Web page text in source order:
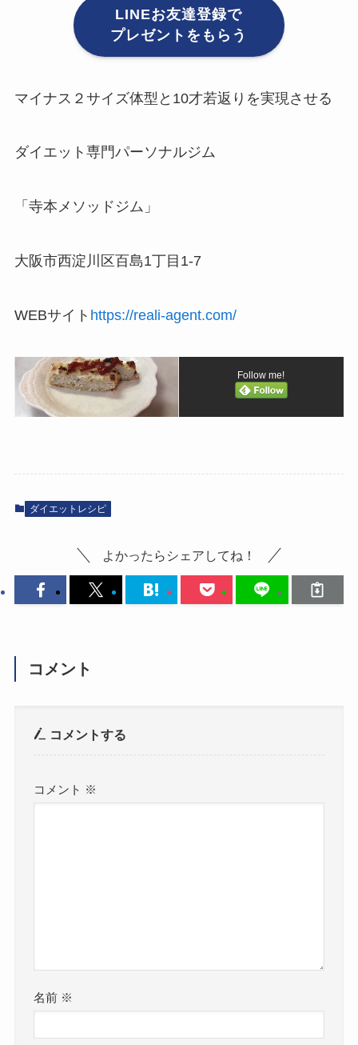
LINEお友達登録で
プレゼントをもらう
マイナス２サイズ体型と10才若返りを実現させる
ダイエット専門パーソナルジム
「寺本メソッドジム」
大阪市西淀川区百島1丁目1-7
WEBサイト https://reali-agent.com/
Follow me!
ダイエットレシピ
よかったらシェアしてね！
コメント
コメントする
コメント ※
名前 ※